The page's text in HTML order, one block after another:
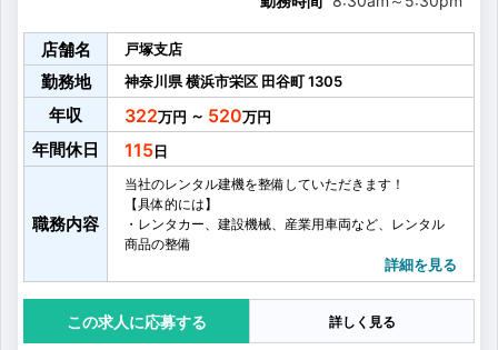
店舗名 戸塚支店
勤務地 神奈川県横浜市栄区 田谷町1305
年収 322 ～ 520
年間休日 115
職務内容
当社のレンタル建機を整備していただきます！
【具体的には】
・レンタカー、建設機械、産業用車両など、レンタル
商品の整備
・出張修理
・定期自主検査
などを行ない、いつ貸し出されてもいいように
商品のコンディションを整えていただきます。
詳細を見る
応募する 詳しく見る